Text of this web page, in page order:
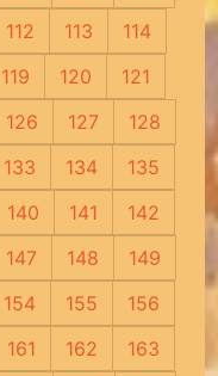
112 113
114
119 120
121
126 127
128
133 134
135
140 141
142
147 148
149
154 155
156
161 162
163